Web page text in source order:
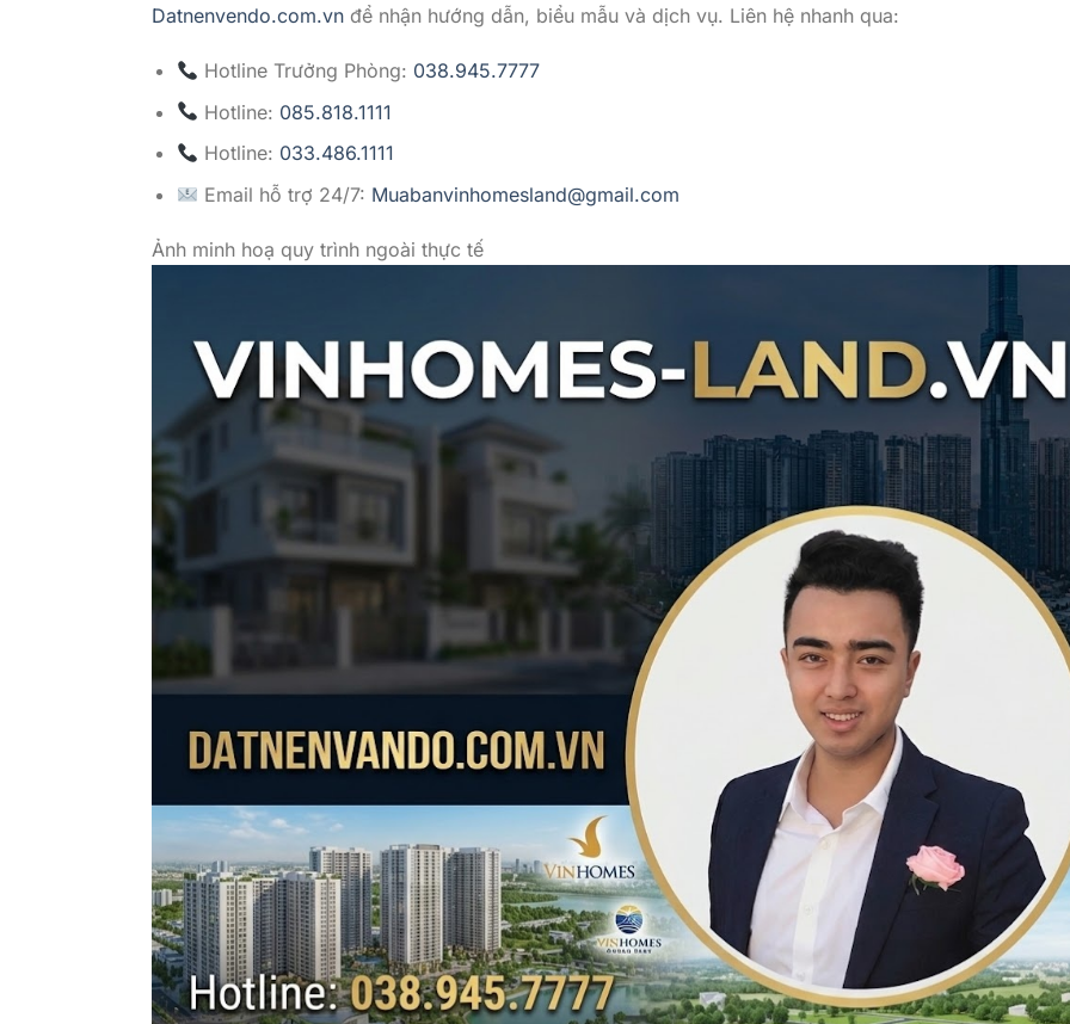
Datnenvendo.com.vn để nhận hướng dẫn, biểu mẫu và dịch vụ. Liên hệ nhanh qua:
Hotline Trưởng Phòng: 038.945.7777
Hotline: 085.818.1111
Hotline: 033.486.1111
Email hỗ trợ 24/7: Muabanvinhomesland@gmail.com
Ảnh minh hoạ quy trình ngoài thực tế